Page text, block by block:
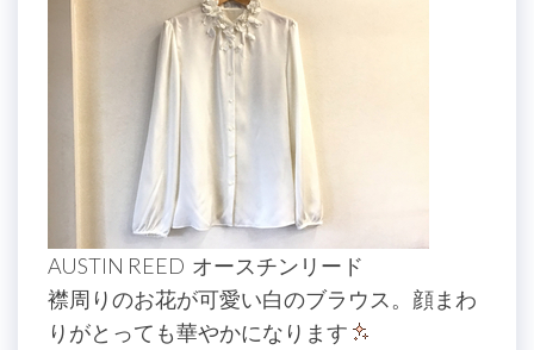
AUSTIN REED オースチンリード
襟周りのお花が可愛い白のブラウス。顔まわ
りがとっても華やかになります